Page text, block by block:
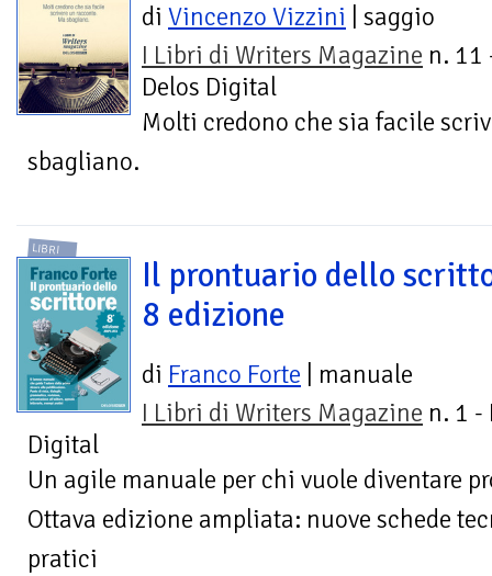
di Vincenzo Vizzini | saggio
I Libri di Writers Magazine n. 11
Delos Digital
Molti credono che sia facile
sbagliano.
LIBRI
Il prontuario dello
8 edizione
di Franco Forte | manuale
I Libri di Writers Magazine n. 1 -
Digital
Un agile manuale per chi vuole diventare
Ottava edizione ampliata: nuove schede
pratici